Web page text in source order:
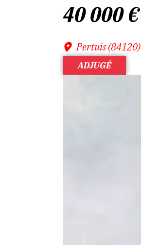
40 000 €
Pertuis (84120)
ADJUGÉ